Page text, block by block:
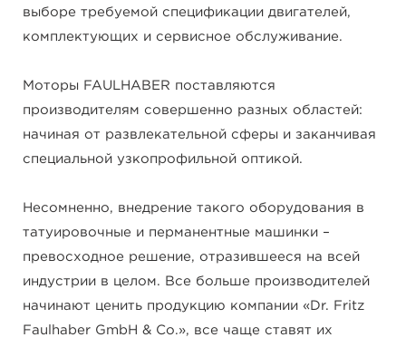
выборе требуемой спецификации двигателей,
комплектующих и сервисное обслуживание.
Моторы FAULHABER поставляются
производителям совершенно разных областей:
начиная от развлекательной сферы и заканчивая
специальной узкопрофильной оптикой.
Несомненно, внедрение такого оборудования в
татуировочные и перманентные машинки –
превосходное решение, отразившееся на всей
индустрии в целом. Все больше производителей
начинают ценить продукцию компании «Dr. Fritz
Faulhaber GmbH & Co.», все чаще ставят их